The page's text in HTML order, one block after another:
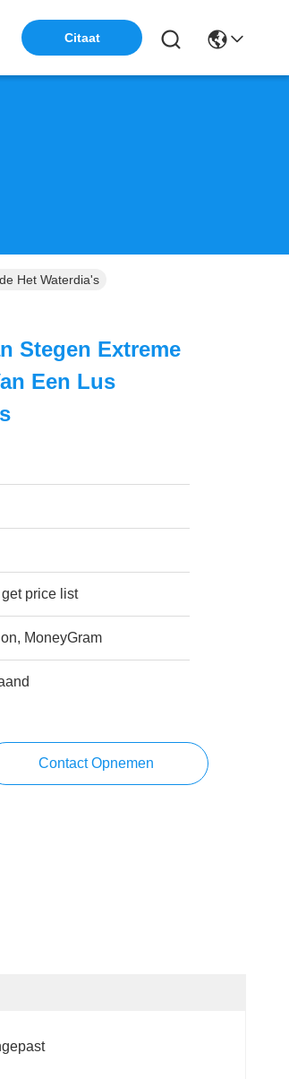
Citaat
Het Waterdia's
Stegen Extreme
Een Lus
price list
MoneyGram
Contact Opnemen